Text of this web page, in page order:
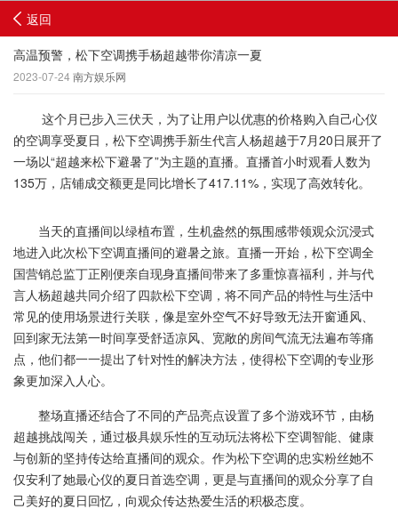
返回
高温预警，松下空调携手杨超越带你清凉一夏
2023-07-24 南方娱乐网
这个月已步入三伏天，为了让用户以优惠的价格购入自己心仪
的空调享受夏日，松下空调携手新生代言人杨超越于7月20日展开了
一场以“超越来松下避暑了”为主题的直播。直播首小时观看人数为
135万，店铺成交额更是同比增长了417.11%，实现了高效转化。
当天的直播间以绿植布置，生机盎然的氛围感带领观众沉浸式
地进入此次松下空调直播间的避暑之旅。直播一开始，松下空调全
国营销总监丁正刚便亲自现身直播间带来了多重惊喜福利，并与代
言人杨超越共同介绍了四款松下空调，将不同产品的特性与生活中
常见的使用场景进行关联，像是室外空气不好导致无法开窗通风、
回到家无法第一时间享受舒适凉风、宽敞的房间气流无法遍布等痛
点，他们都一一提出了针对性的解决方法，使得松下空调的专业形
象更加深入人心。
整场直播还结合了不同的产品亮点设置了多个游戏环节，由杨
超越挑战闯关，通过极具娱乐性的互动玩法将松下空调智能、健康
与创新的坚持传达给直播间的观众。作为松下空调的忠实粉丝她不
仅安利了她最心仪的夏日首选空调，更是与直播间的观众分享了自
己美好的夏日回忆，向观众传达热爱生活的积极态度。